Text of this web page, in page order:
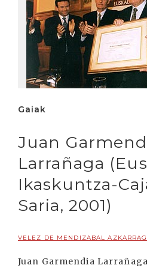
Gaiak
Juan
Larrañaga
Ikaskuntza-
Saria, 2001)
VELEZ DE MENDIZABAL
Juan Garmendia Larrañaga